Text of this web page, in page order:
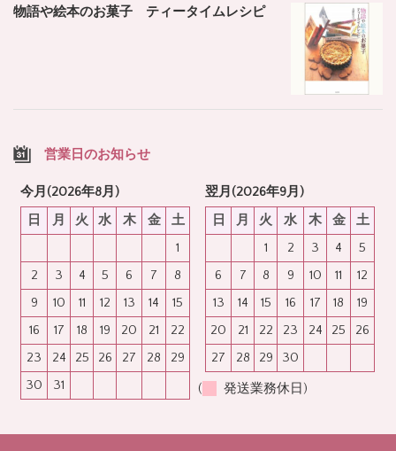
物語や絵本のお菓子 ティータイムレシピ
営業日のお知らせ
今月(2026年8月)
日
月 火 水 木 金
土
1
2
3 4 5 6 7
8
9
10 11 12 13 14
15
16
17 18 19 20 21
22
23
24 25 26 27 28
29
30
31
翌月(2026年9月)
日
月 火 水 木 金
土
1
2 3 4
5
6
7 8 9 10 11
12
13
14 15 16 17 18
19
20
21 22 23 24 25
26
27
28 29 30
( 発送業務休日)